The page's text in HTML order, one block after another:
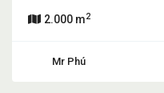
2.000 m2
Mr Phú